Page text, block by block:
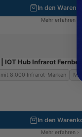
In den
Mehr erfahren ›
IOT Hub Infrarot
8.000 Infrarot-Marken
In den
Mehr erfahren ›